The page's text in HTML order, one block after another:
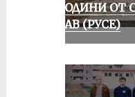
70 ГОДИНИ ОТ
ДУНАВ (РУСЕ)